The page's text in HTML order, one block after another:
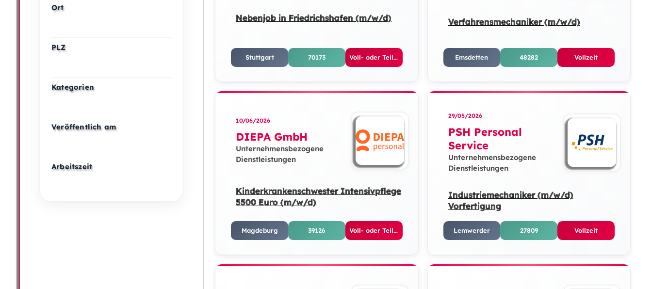
Ort
PLZ
Kategorien
Veröffentlich am
Arbeitszeit
Nebenjob in Friedrichshafen (m/w/d)
Stuttgart 70173 Voll- oder Teilzeit
Verfahrensmechaniker (m/w/d)
Emsdetten 48282 Vollzeit
10/06/2026
DIEPA GmbH
Unternehmensbezogene
Dienstleistungen
Kinderkrankenschwester Intensivpflege
5500 Euro (m/w/d)
Magdeburg 39126 Voll- oder Teilzeit
29/05/2026
PSH Personal
Service
Unternehmensbezogene
Dienstleistungen
Industriemechaniker (m/w/d)
Vorfertigung
Lemwerder 27809 Vollzeit